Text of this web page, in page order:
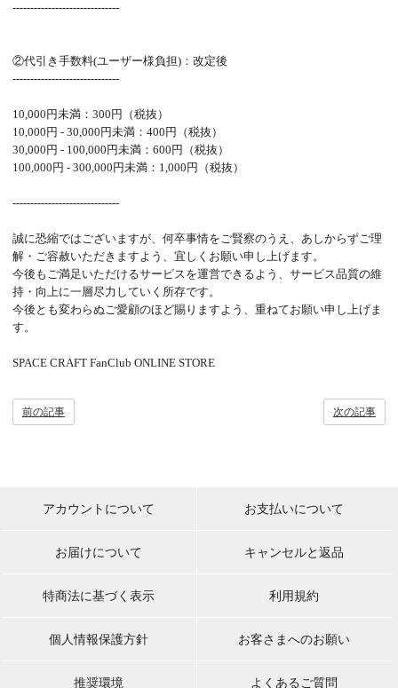
------------------------------
②代引き手数料(ユーザー様負担)：改定後
------------------------------
10,000円未満：300円（税抜）
10,000円 - 30,000円未満：400円（税抜）
30,000円 - 100,000円未満：600円（税抜）
100,000円 - 300,000円未満：1,000円（税抜）
------------------------------
誠に恐縮ではございますが、何卒事情をご賢察のうえ、あしからずご理
解・ご容赦いただきますよう、宜しくお願い申し上げます。
今後もご満足いただけるサービスを運営できるよう、サービス品質の維
持・向上に一層尽力していく所存です。
今後とも変わらぬご愛顧のほど賜りますよう、重ねてお願い申し上げま
す。
SPACE CRAFT FanClub ONLINE STORE
次の記事
前の記事
アカウントについて お支払いについて
お届けについて キャンセルと返品
特商法に基づく表示 利用規約
個人情報保護方針 お客さまへのお願い
推奨環境 よくあるご質問